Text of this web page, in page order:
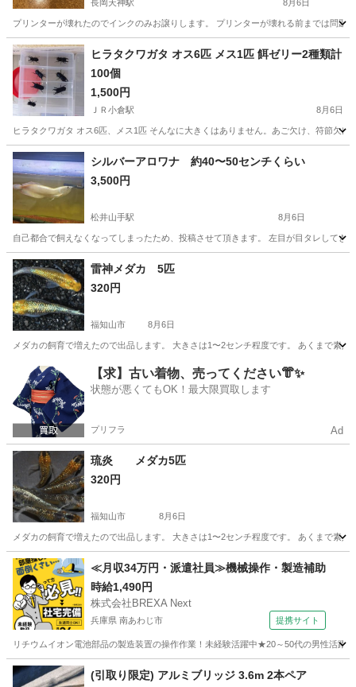
長岡天神駅 8月6日
プリンターが壊れたのでインクのみお譲りします。 プリンターが壊れる前までは問
京都 長岡京市 長岡天神駅 その他
ヒラタクワガタ オス6匹 メス1匹 餌ゼリー2種類計
100個
1,500円
ＪＲ小倉駅 8月6日
ヒラタクワガタ オス6匹、メス1匹 そんなに大きくはありません。あご欠け、符節欠
京都 宇治市 ＪＲ小倉駅 その他 ヒラタクワガタ
シルバーアロワナ 約40〜50センチくらい
3,500円
松井山手駅 8月6日
自己都合で飼えなくなってしまったため、投稿させて頂きます。 左目が目タレして
京都 八幡市 松井山手駅 その他
雷神メダカ 5匹
320円
福知山市 8月6日
メダカの飼育で増えたので出品します。 大きさは1〜2センチ程度です。 あくまで素
京都 福知山市 その他 メダカ
【求】古い着物、売ってください👘✨
状態が悪くてもOK！最大限買取します
プリフラ Ad
琉炎 メダカ5匹
320円
福知山市 8月6日
メダカの飼育で増えたので出品します。 大きさは1〜2センチ程度です。 あくまで素
京都 福知山市 その他 メダカ
≪月収34万円・派遣社員≫機械操作・製造補助
時給1,490円
株式会社BREXA Next
兵庫県 南あわじ市 提携サイト
リチウムイオン電池部品の製造装置の操作作業！未経験活躍中★20～50代の男性活
兵庫 南あわじ市 その他
(引取り限定) アルミブリッジ 3.6m 2本ペア